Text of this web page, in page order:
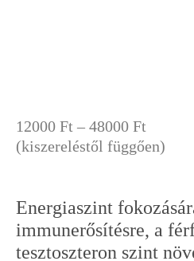
12000 Ft – 48000 Ft
12000 Ft
(kiszereléstől függően)
Energiaszint
immunerősítésre, a
tesztoszteron szint